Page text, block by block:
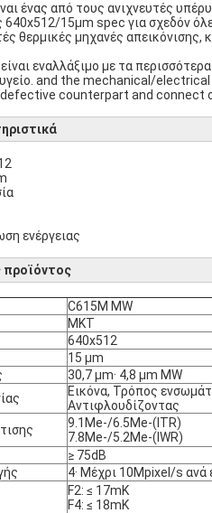
ένας από τους ανιχνευτές
640x512/15μm spec για σχεδόν
θερμικές μηχανές απεικόνισης,
εναλλάξιμο με τα
and the mechanical/
counterpart and connect
ενέργειας
προϊόντος
C615M MW
ΜΚΤ
640x512
15 μm
30,7 μm· 4,8 μm MW
Εικόνα, Τρόπος
Αντιφλουδίζοντας
9.1Me-/6.5Me-(ITR)
7.8Me-/5.2Me-(IWR)
≥ 75dB
4· Μέχρι 10Mpixel/s ανά
F2: ≤ 17mK
F4: ≤ 18mK